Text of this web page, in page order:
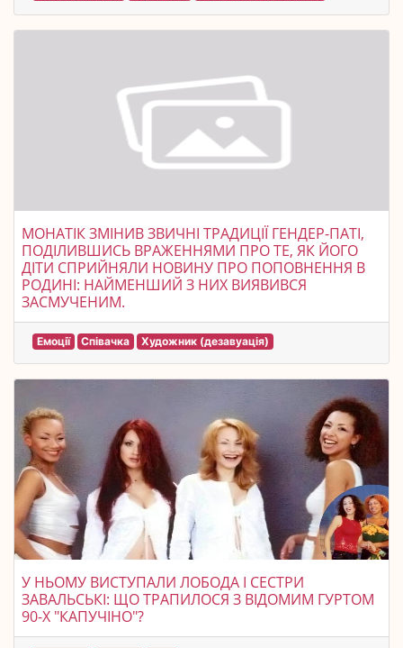
МОНАТІК ЗМІНИВ ЗВИЧНІ ТРАДИЦІЇ ГЕНДЕР-ПАТІ,
ПОДІЛИВШИСЬ ВРАЖЕННЯМИ ПРО ТЕ, ЯК ЙОГО
ДІТИ СПРИЙНЯЛИ НОВИНУ ПРО ПОПОВНЕННЯ В
РОДИНІ: НАЙМЕНШИЙ З НИХ ВИЯВИВСЯ
ЗАСМУЧЕНИМ.
Емоції Співачка Художник (дезавуація)
У НЬОМУ ВИСТУПАЛИ ЛОБОДА І СЕСТРИ
ЗАВАЛЬСЬКІ: ЩО ТРАПИЛОСЯ З ВІДОМИМ ГУРТОМ
90-Х "КАПУЧІНО"?